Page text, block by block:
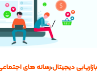
بازاریابی دیجیتال،رسانه های